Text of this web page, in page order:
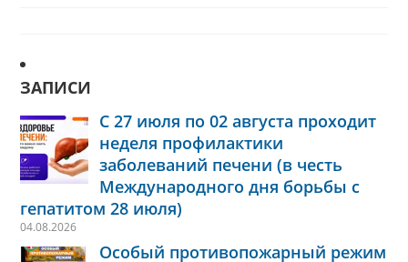
ЗАПИСИ
С 27 июля по 02 августа проходит
неделя профилактики
заболеваний печени (в честь
Международного дня борьбы с
гепатитом 28 июля)
04.08.2026
Особый противопожарный режим